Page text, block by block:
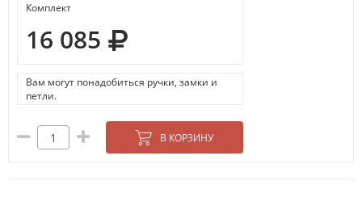
Комплект
16 085
Вам могут понадобиться ручки, замки и
петли.
В КОРЗИНУ